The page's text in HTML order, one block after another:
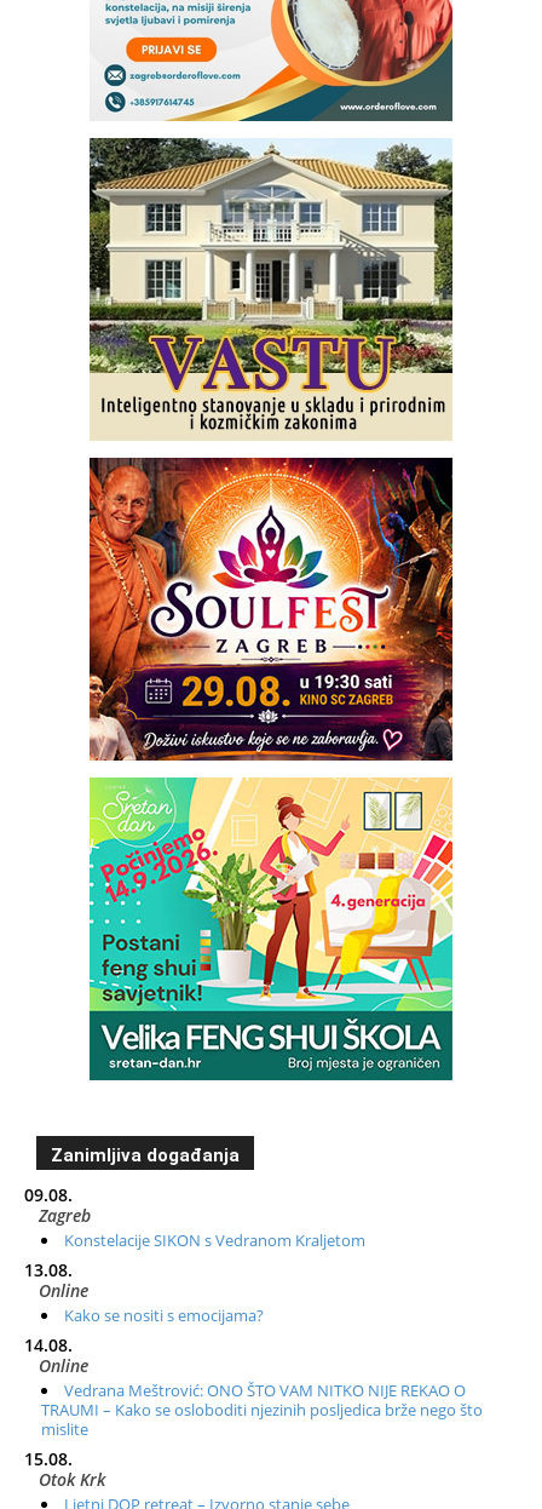
Zanimljiva događanja
09.08.
Zagreb
Konstelacije SIKON s Vedranom Kraljetom
13.08.
Online
Kako se nositi s emocijama?
14.08.
Online
Vedrana Meštrović: ONO ŠTO VAM NITKO NIJE REKAO O
TRAUMI – Kako se osloboditi njezinih posljedica brže nego što
mislite
15.08.
Otok Krk
Ljetni DOP retreat – Izvorno stanje sebe